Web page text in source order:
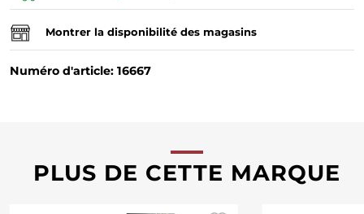
Montrer la disponibilité des magasins
Numéro d'article: 16667
PLUS DE CETTE MARQUE